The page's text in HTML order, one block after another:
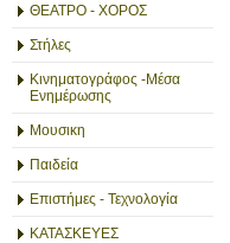
ΘΕΑΤΡΟ - ΧΟΡΟΣ
Στήλες
Κινηματογράφος -Μέσα
Ενημέρωσης
Μουσικη
Παιδεία
Επιστήμες - Τεχνολογία
ΚΑΤΑΣΚΕΥΕΣ